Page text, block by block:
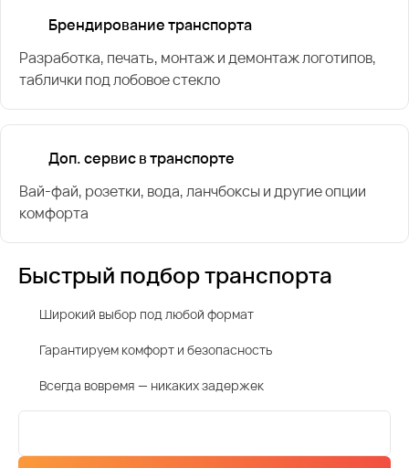
Брендирование транспорта
Разработка, печать, монтаж и демонтаж логотипов,
таблички под лобовое стекло
Доп. сервис в транспорте
Вай-фай, розетки, вода, ланчбоксы и другие опции
комфорта
Быстрый подбор транспорта
Широкий выбор под любой формат
Гарантируем комфорт и безопасность
Всегда вовремя — никаких задержек